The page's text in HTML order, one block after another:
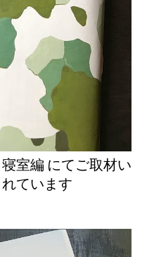
室編 にてご取材い
ています